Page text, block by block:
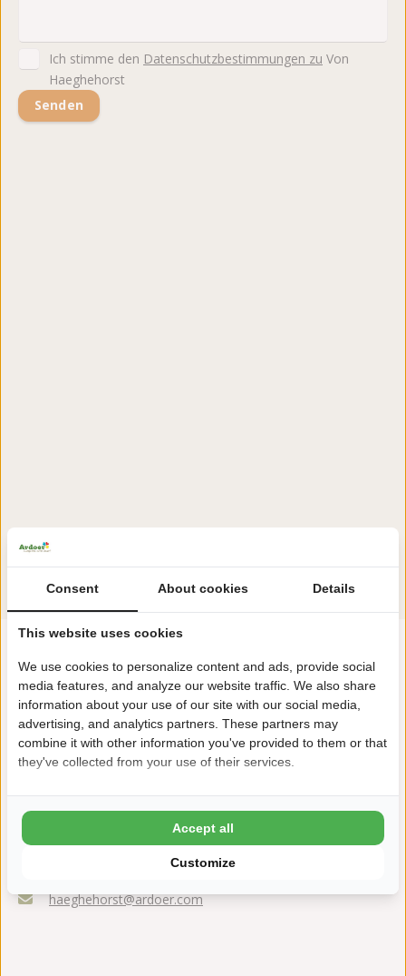
Ich stimme den Datenschutzbestimmungen zu Von
Haeghehorst
Fazantlaan 4
haeghehorst@ardoer.com
Consent About cookies Details
This website uses cookies
We use cookies to personalize content and ads, provide social
media features, and analyze our website traffic. We also share
information about your use of our site with our social media,
advertising, and analytics partners. These partners may
combine it with other information you've provided to them or that
they've collected from your use of their services.
Customize
Accept all